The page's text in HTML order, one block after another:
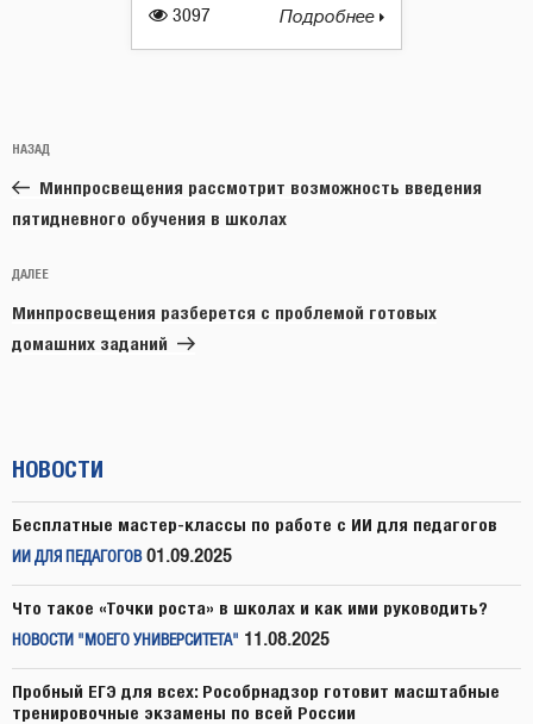
3097 Подробнее
по
записям
Предыдущая
запись:
НАЗАД
Минпросвещения рассмотрит возможность введения
пятидневного обучения в школах
Следующая
запись
ДАЛЕЕ
Минпросвещения разберется с проблемой готовых
домашних заданий
НОВОСТИ
Бесплатные мастер-классы по работе с ИИ для педагогов
ИИ ДЛЯ ПЕДАГОГОВ 01.09.2025
Что такое «Точки роста» в школах и как ими руководить?
НОВОСТИ "МОЕГО УНИВЕРСИТЕТА" 11.08.2025
Пробный ЕГЭ для всех: Рособрнадзор готовит масштабные
тренировочные экзамены по всей России